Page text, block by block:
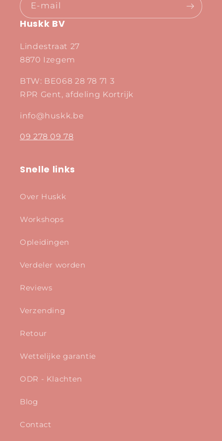
E‑mail
Huskk BV
Lindestraat 27
8870 Izegem
BTW: BE068 28 78 71 3
RPR Gent, afdeling Kortrijk
info@huskk.be
09 278 09 78
Snelle links
Over Huskk
Workshops
Opleidingen
Verdeler worden
Reviews
Verzending
Retour
Wettelijke garantie
ODR - Klachten
Blog
Contact